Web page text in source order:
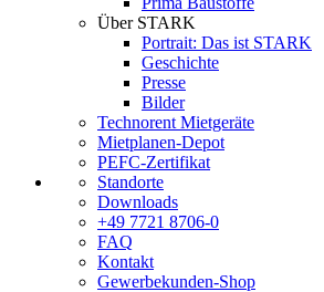
Über STARK
Portrait: Das ist STARK
Geschichte
Presse
Bilder
Technorent Mietgeräte
Mietplanen-Depot
PEFC-Zertifikat
Standorte
Downloads
+49 7721 8706-0
FAQ
Kontakt
Gewerbekunden-Shop